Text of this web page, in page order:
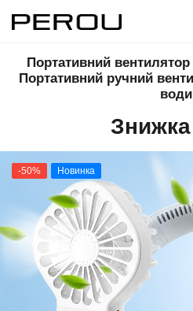
Портативний
Портативний ручний
води
-50% Новинка